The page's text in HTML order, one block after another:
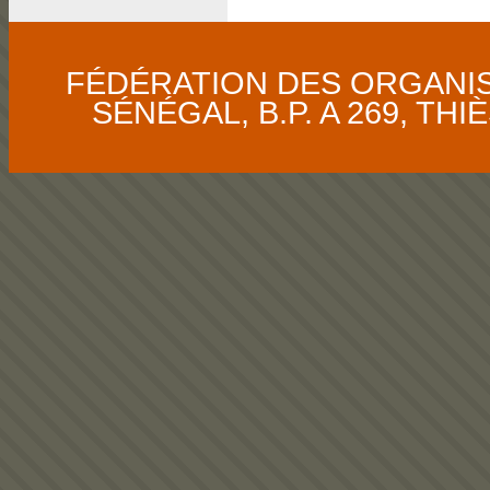
FÉDÉRATION DES
SÉNÉGAL, B.P. A 269,